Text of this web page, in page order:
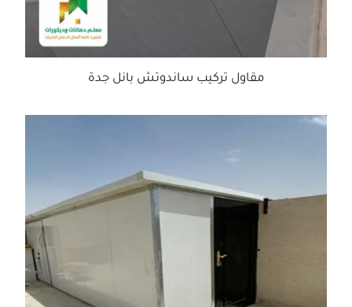
مقاول تركيب ساندوتش بانل جدة